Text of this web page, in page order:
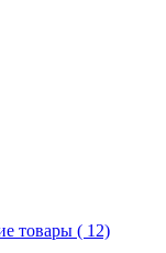
товары ( 12)